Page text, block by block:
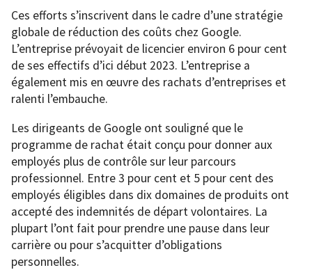
Ces efforts s’inscrivent dans le cadre d’une stratégie
globale de réduction des coûts chez Google.
L’entreprise prévoyait de licencier environ 6 pour cent
de ses effectifs d’ici début 2023. L’entreprise a
également mis en œuvre des rachats d’entreprises et
ralenti l’embauche.
Les dirigeants de Google ont souligné que le
programme de rachat était conçu pour donner aux
employés plus de contrôle sur leur parcours
professionnel. Entre 3 pour cent et 5 pour cent des
employés éligibles dans dix domaines de produits ont
accepté des indemnités de départ volontaires. La
plupart l’ont fait pour prendre une pause dans leur
carrière ou pour s’acquitter d’obligations
personnelles.